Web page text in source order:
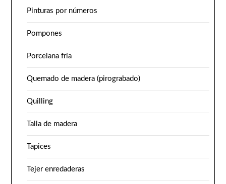
Pinturas por números
Pompones
Porcelana fría
Quemado de madera (pirograbado)
Quilling
Talla de madera
Tapices
Tejer enredaderas